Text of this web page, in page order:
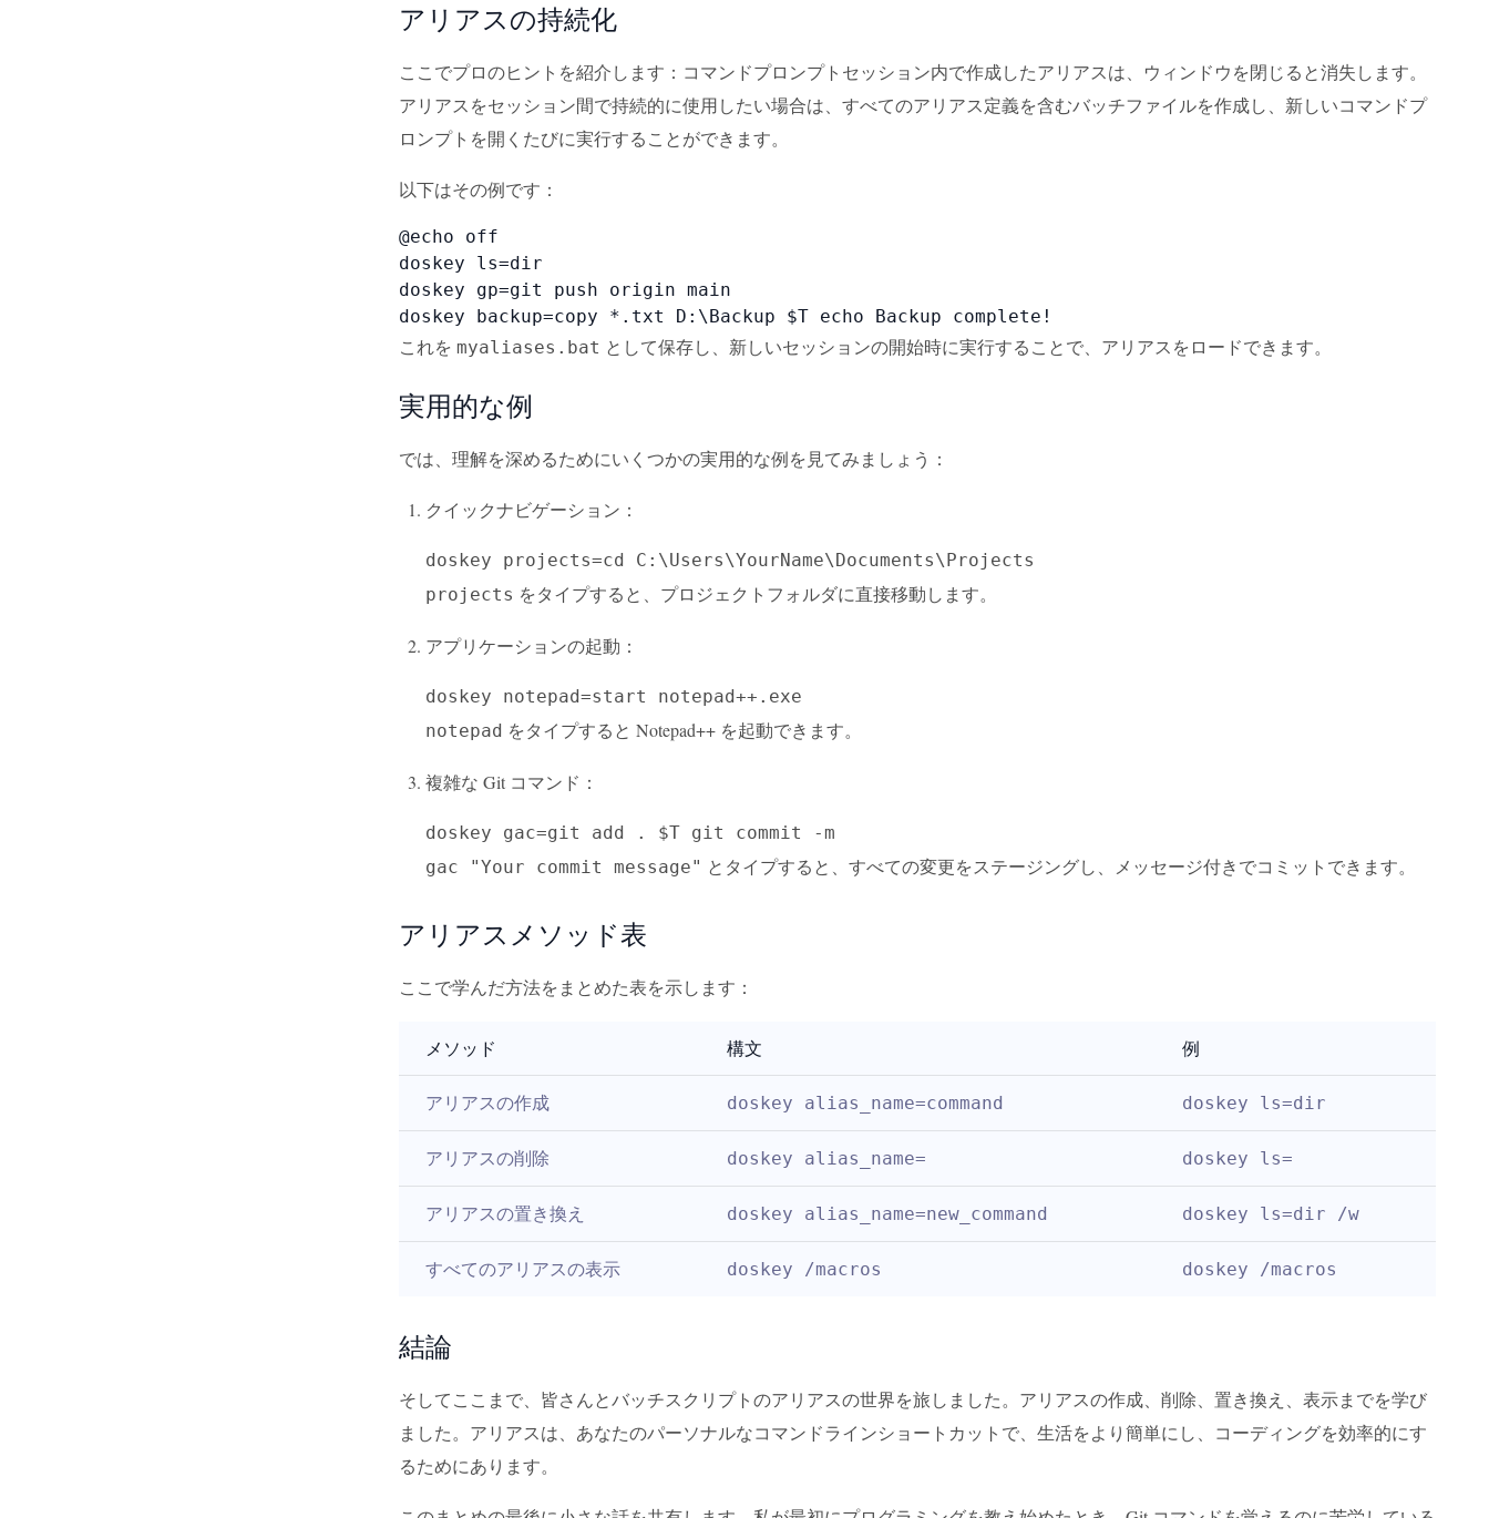
アリアスの持続化
ここでプロのヒントを紹介します：コマンドプロンプトセッション内で作成したアリアスは、ウィンドウを閉じると消失します。
アリアスをセッション間で持続的に使用したい場合は、すべてのアリアス定義を含むバッチファイルを作成し、新しいコマンドプ
ロンプトを開くたびに実行することができます。
以下はその例です：
@echo off
doskey ls=dir
doskey gp=git push origin main
doskey backup=copy *.txt D:\Backup $T echo Backup complete!
これを myaliases.bat として保存し、新しいセッションの開始時に実行することで、アリアスをロードできます。
実用的な例
では、理解を深めるためにいくつかの実用的な例を見てみましょう：
クイックナビゲーション：
doskey projects=cd C:\Users\YourName\Documents\Projects
projects をタイプすると、プロジェクトフォルダに直接移動します。
アプリケーションの起動：
doskey notepad=start notepad++.exe
notepad をタイプすると Notepad++ を起動できます。
複雑な Git コマンド：
doskey gac=git add . $T git commit -m
gac "Your commit message" とタイプすると、すべての変更をステージングし、メッセージ付きでコミットできます。
アリアスメソッド表
ここで学んだ方法をまとめた表を示します：
メソッド 構文 例
アリアスの作成 doskey alias_name=command doskey ls=dir
アリアスの削除 doskey alias_name= doskey ls=
アリアスの置き換え doskey alias_name=new_command doskey ls=dir /w
すべてのアリアスの表示 doskey /macros doskey /macros
結論
そしてここまで、皆さんとバッチスクリプトのアリアスの世界を旅しました。アリアスの作成、削除、置き換え、表示までを学び
ました。アリアスは、あなたのパーソナルなコマンドラインショートカットで、生活をより簡単にし、コーディングを効率的にす
るためにあります。